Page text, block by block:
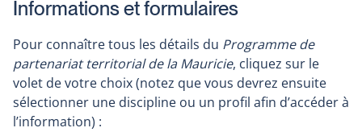
Informations et formulaires
Pour connaître tous les détails du Programme de
partenariat territorial de la Mauricie, cliquez sur le
volet de votre choix (notez que vous devrez ensuite
sélectionner une discipline ou un profil afin d’accéder à
l’information) :